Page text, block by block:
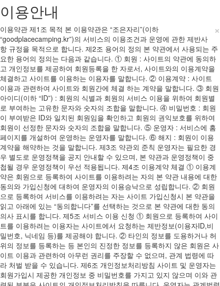
이용안내
×
이용약관 제1조 목적 본 이용약관은 “조은자리”(이하
“goodplacecamping.kr”)의 서비스의 이용조건과 운영에 관한 제반사
항 규정을 목적으로 합니다. 제2조 용어의 정의 본 약관에서 사용되는 주
요한 용어의 정의는 다음과 같습니다. ① 회원 : 사이트의 약관에 동의하
고 개인정보를 제공하여 회원등록을 한 자로서, 사이트와의 이용계약을
체결하고 사이트를 이용하는 이용자를 말합니다. ② 이용계약 : 사이트
이용과 관련하여 사이트와 회원간에 체결 하는 계약을 말합니다. ③ 회원
아이디(이하 “ID”) : 회원의 식별과 회원의 서비스 이용을 위하여 회원별
로 부여하는 고유한 문자와 숫자의 조합을 말합니다. ④ 비밀번호 : 회원
이 부여받은 ID와 일치된 회원임을 확인하고 회원의 권익보호를 위하여
회원이 선정한 문자와 숫자의 조합을 말합니다. ⑤ 운영자 : 서비스에 홈
페이지를 개설하여 운영하는 운영자를 말합니다. ⑥ 해지 : 회원이 이용
계약을 해약하는 것을 말합니다. 제3조 약관외 준칙 운영자는 필요한 경
우 별도로 운영정책을 공지 안내할 수 있으며, 본 약관과 운영정책이 중
첩될 경우 운영정책이 우선 적용됩니다. 제4조 이용계약 체결 ① 이용계
약은 회원으로 등록하여 사이트를 이용하려는 자의 본 약관 내용에 대한
동의와 가입신청에 대하여 운영자의 이용승낙으로 성립합니다. ② 회원
으로 등록하여 서비스를 이용하려는 자는 사이트 가입신청시 본 약관을
읽고 아래에 있는 “동의합니다”를 선택하는 것으로 본 약관에 대한 동의
의사 표시를 합니다. 제5조 서비스 이용 신청 ① 회원으로 등록하여 사이
트를 이용하려는 이용자는 사이트에서 요청하는 제반정보(이용자ID,비
밀번호, 닉네임 등)를 제공해야 합니다. ② 타인의 정보를 도용하거나 허
위의 정보를 등록하는 등 본인의 진정한 정보를 등록하지 않은 회원은 사
이트 이용과 관련하여 아무런 권리를 주장할 수 없으며, 관계 법령에 따
라 처벌 받을 수 있습니다. 제6조 개인정보처리방침 사이트 및 운영자는
회원가입시 제공한 개인정보 중 비밀번호를 가지고 있지 않으며 이와 관